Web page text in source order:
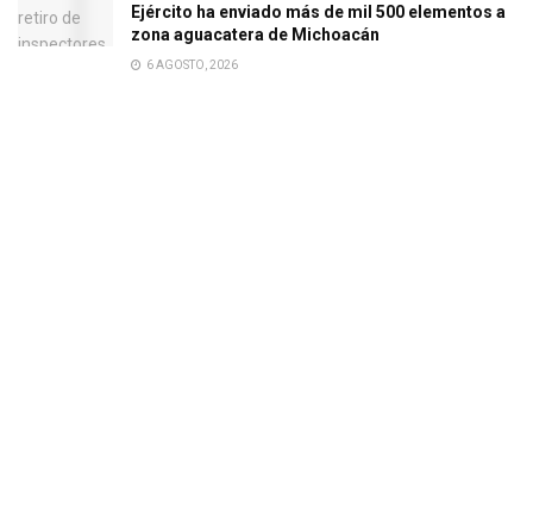
Ejército ha enviado más de mil 500 elementos a
zona aguacatera de Michoacán
6 AGOSTO, 2026